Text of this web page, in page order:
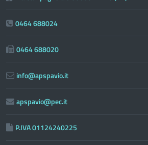
0464 688024
0464 688020
info@apspavio.it
apspavio@pec.it
P.IVA 01124240225